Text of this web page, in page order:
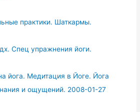
практики. Шаткармы.
Спец упражнения йоги.
йога. Медитация в Йоге. Йога
и ощущений. 2008-01-27